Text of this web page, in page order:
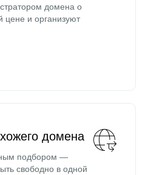
домена о
цене и организуют
домена
подбором —
свободно в одной